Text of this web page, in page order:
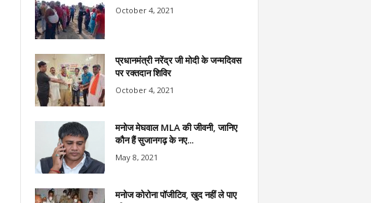
October 4, 2021
प्रधानमंत्री नरेंद्र जी मोदी के जन्मदिवस
पर रक्तदान शिविर
October 4, 2021
मनोज मेघवाल MLA की जीवनी, जानिए
कौन हैं सुजानगढ़ के नए...
May 8, 2021
मनोज कोरोना पॉजीटिव, खुद नहीं ले पाए